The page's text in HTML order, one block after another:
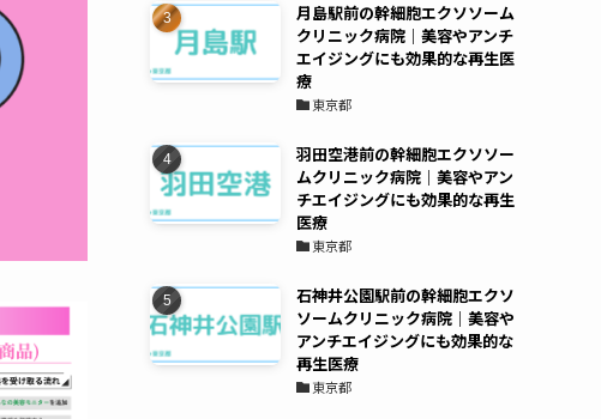
月島駅前の幹細胞エクソソーム
クリニック病院｜美容やアンチ
エイジングにも効果的な再生医
療
東京都
羽田空港前の幹細胞エクソソー
ムクリニック病院｜美容やアン
チエイジングにも効果的な再生
医療
東京都
石神井公園駅前の幹細胞エクソ
ソームクリニック病院｜美容や
アンチエイジングにも効果的な
再生医療
東京都